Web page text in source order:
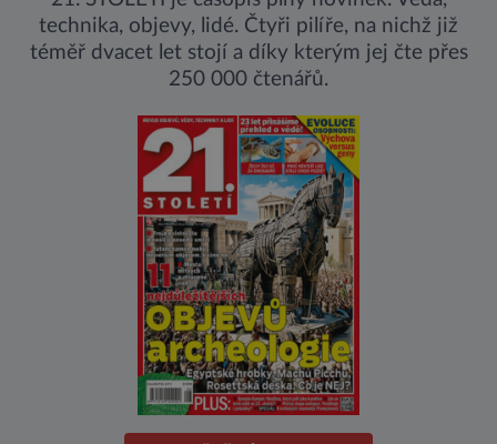
technika, objevy, lidé. Čtyři pilíře, na nichž již
téměř dvacet let stojí a díky kterým jej čte přes
250 000 čtenářů.